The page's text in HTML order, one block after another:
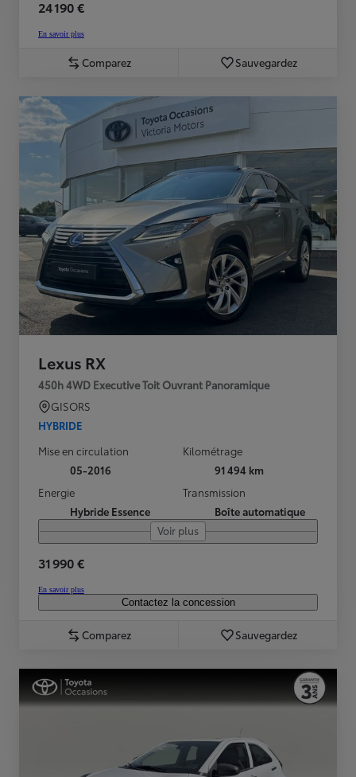
24 190 €
En savoir plus
Comparez Sauvegardez
Lexus RX
450h 4WD Executive Toit Ouvrant Panoramique
GISORS
HYBRIDE
Mise en circulation
05-2016
Kilométrage
91 494 km
Energie
Hybride Essence
Transmission
Boîte automatique
Voir plus
31 990 €
En savoir plus
Contactez la concession
Comparez Sauvegardez